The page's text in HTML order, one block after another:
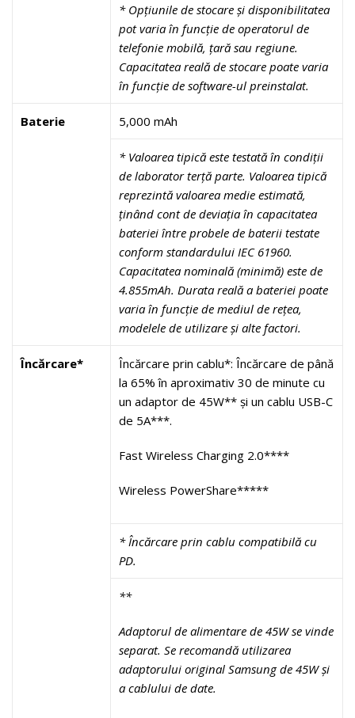
* Opțiunile de stocare și disponibilitatea
pot varia în funcție de operatorul de
telefonie mobilă, țară sau regiune.
Capacitatea reală de stocare poate varia
în funcție de software-ul preinstalat.
Baterie 5,000 mAh
* Valoarea tipică este testată în condiții
de laborator terță parte. Valoarea tipică
reprezintă valoarea medie estimată,
ținând cont de deviația în capacitatea
bateriei între probele de baterii testate
conform standardului IEC 61960.
Capacitatea nominală (minimă) este de
4.855mAh. Durata reală a bateriei poate
varia în funcție de mediul de rețea,
modelele de utilizare și alte factori.
Încărcare*
Încărcare prin cablu*: Încărcare de până
la 65% în aproximativ 30 de minute cu
un adaptor de 45W** și un cablu USB-C
de 5A***.
Fast Wireless Charging 2.0****
Wireless PowerShare*****
* Încărcare prin cablu compatibilă cu
PD.
**
Adaptorul de alimentare de 45W se vinde
separat. Se recomandă utilizarea
adaptorului original Samsung de 45W și
a cablului de date.